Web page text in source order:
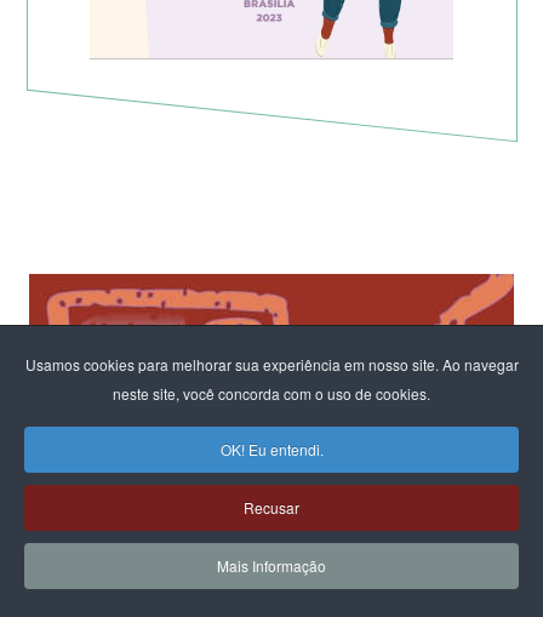
Usamos cookies para melhorar sua experiência em nosso site. Ao navegar
neste site, você concorda com o uso de cookies.
OK! Eu entendi.
Recusar
Mais Informação